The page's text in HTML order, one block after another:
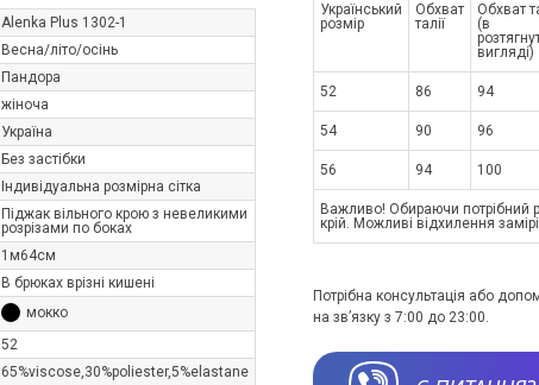
Alenka Plus 1302-1
Весна/літо/осінь
Пандора
жіноча
Україна
Без застібки
Індивідуальна розмірна сітка
Піджак вільного крою з невеликими
розрізами по боках
1м64см
В брюках врізні кишені
мокко
52
65%viscose,30%poliester,5%elastane
Український
розмір
Обхват
талії
Обхват
(в
вигляді)
52 86 94
54 90 96
56 94 100
Важливо! Обираючи потрібний
крій. Можливі відхилення
Потрібна консультація або
на зв’язку з 7:00 до 23:00.